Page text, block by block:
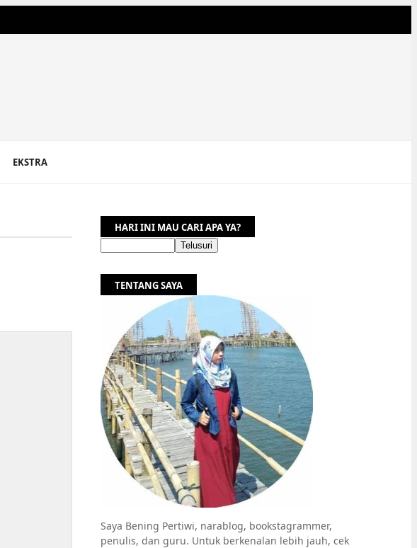
EKSTRA
HARI INI MAU CARI APA YA?
TENTANG SAYA
Saya Bening Pertiwi, narablog, bookstagrammer,
penulis, dan guru. Untuk berkenalan lebih jauh, cek